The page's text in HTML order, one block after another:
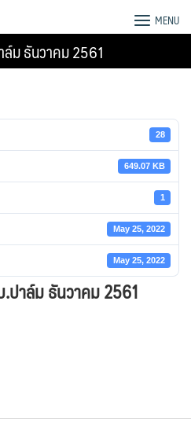
MENU
ม ธันวาคม 2561
28
649.07 KB
1
May 25, 2022
May 25, 2022
ปาล์ม ธันวาคม 2561